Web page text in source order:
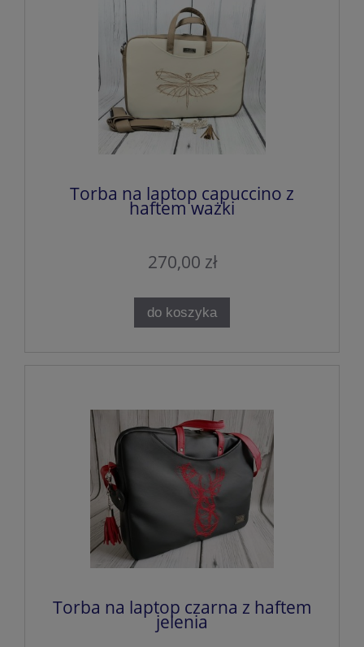
Torba na laptop capuccino z
haftem ważki
270,00 zł
do koszyka
Torba na laptop czarna z haftem
jelenia